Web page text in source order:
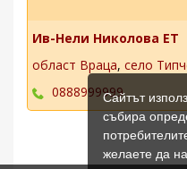
Сайтът
събира
желаете да
Ив-Нели Николова ЕТ
област Враца, село
0888999999